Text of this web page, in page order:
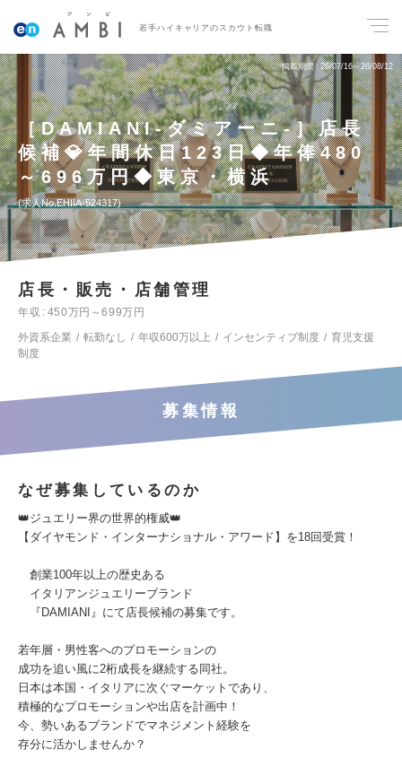
若手ハイキャリアのスカウト転職
掲載期間 26/07/16～26/08/12
［DAMIANI-ダミアーニ-］店長
候補💎年間休日123日◆年俸480
～696万円◆東京・横浜
求人No.EHIIA-524317
店長・販売・店舗管理
年収
450万円～699万円
外資系企業
転勤なし 年収600万以上 インセンティブ制度
育児支援
制度
募集情報
なぜ募集しているのか
👑ジュエリー界の世界的権威👑
【ダイヤモンド・インターナショナル・アワード】を18回受賞！
創業100年以上の歴史ある
イタリアンジュエリーブランド
『DAMIANI』にて店長候補の募集です。
若年層・男性客へのプロモーションの
成功を追い風に2桁成長を継続する同社。
日本は本国・イタリアに次ぐマーケットであり、
積極的なプロモーションや出店を計画中！
今、勢いあるブランドでマネジメント経験を
存分に活かしませんか？